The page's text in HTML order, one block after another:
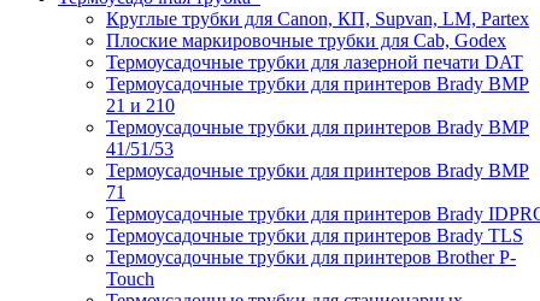
Круглые трубки для Canon, КП, Supvan, LM, Partex
Плоские маркировочные трубки для Cab, Godex
Термоусадочные трубки для лазерной печати DAT
Термоусадочные трубки для принтеров Brady BMP
21 и 210
Термоусадочные трубки для принтеров Brady BMP
41/51/53
Термоусадочные трубки для принтеров Brady BMP
71
Термоусадочные трубки для принтеров Brady
Термоусадочные трубки для принтеров Brady TLS
Термоусадочные трубки для принтеров Brother P-
Touch